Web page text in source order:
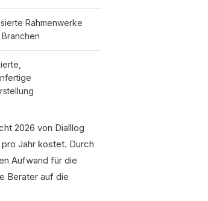
Rahmenwerke
2026 von Dialllog
Jahr kostet. Durch
Aufwand für die
Berater auf die